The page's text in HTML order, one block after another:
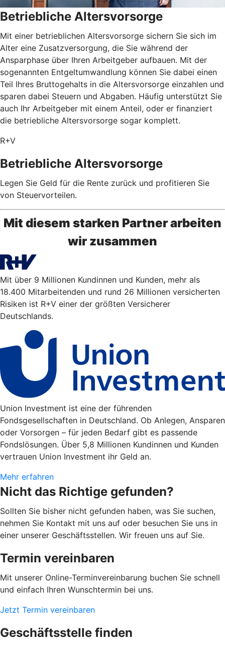
Betriebliche Altersvorsorge
Mit einer betrieblichen Altersvorsorge sichern Sie sich im
Alter eine Zusatzversorgung, die Sie während der
Ansparphase über Ihren Arbeitgeber aufbauen. Mit der
sogenannten Entgeltumwandlung können Sie dabei einen
Teil Ihres Bruttogehalts in die Altersvorsorge einzahlen und
sparen dabei Steuern und Abgaben. Häufig unterstützt Sie
auch Ihr Arbeitgeber mit einem Anteil, oder er finanziert
die betriebliche Altersvorsorge sogar komplett.
R+V
Betriebliche Altersvorsorge
Legen Sie Geld für die Rente zurück und profitieren Sie
von Steuervorteilen.
Mit diesem starken Partner arbeiten
wir zusammen
Mit über 9 Millionen Kundinnen und Kunden, mehr als
18.400 Mitarbeitenden und rund 26 Millionen versicherten
Risiken ist R+V einer der größten Versicherer
Deutschlands.
Union Investment ist eine der führenden
Fondsgesellschaften in Deutschland. Ob Anlegen, Ansparen
oder Vorsorgen – für jeden Bedarf gibt es passende
Fondslösungen. Über 5,8 Millionen Kundinnen und Kunden
vertrauen Union Investment ihr Geld an.
Mehr erfahren
Nicht das Richtige gefunden?
Sollten Sie bisher nicht gefunden haben, was Sie suchen,
nehmen Sie Kontakt mit uns auf oder besuchen Sie uns in
einer unserer Geschäftsstellen. Wir freuen uns auf Sie.
Termin vereinbaren
Mit unserer Online-Terminvereinbarung buchen Sie schnell
und einfach Ihren Wunschtermin bei uns.
Jetzt Termin vereinbaren
Geschäftsstelle finden